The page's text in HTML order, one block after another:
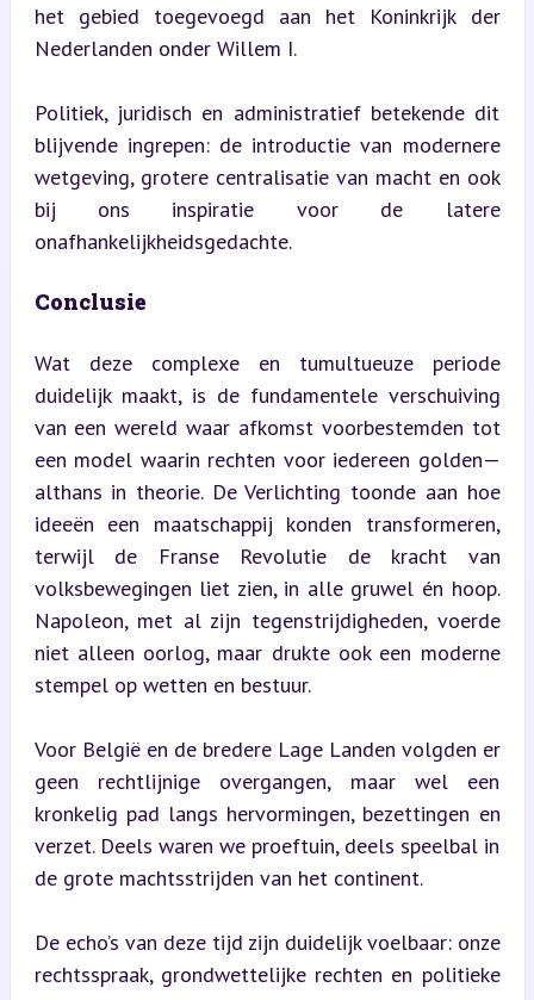
het gebied toegevoegd aan het Koninkrijk der
Nederlanden onder Willem I.
Politiek, juridisch en administratief betekende dit
blijvende ingrepen: de introductie van modernere
wetgeving, grotere centralisatie van macht en ook
bij ons inspiratie voor de latere
onafhankelijkheidsgedachte.
Conclusie
Wat deze complexe en tumultueuze periode
duidelijk maakt, is de fundamentele verschuiving
van een wereld waar afkomst voorbestemden tot
een model waarin rechten voor iedereen golden—
althans in theorie. De Verlichting toonde aan hoe
ideeën een maatschappij konden transformeren,
terwijl de Franse Revolutie de kracht van
volksbewegingen liet zien, in alle gruwel én hoop.
Napoleon, met al zijn tegenstrijdigheden, voerde
niet alleen oorlog, maar drukte ook een moderne
stempel op wetten en bestuur.
Voor België en de bredere Lage Landen volgden er
geen rechtlijnige overgangen, maar wel een
kronkelig pad langs hervormingen, bezettingen en
verzet. Deels waren we proeftuin, deels speelbal in
de grote machtsstrijden van het continent.
De echo’s van deze tijd zijn duidelijk voelbaar: onze
rechtsspraak, grondwettelijke rechten en politieke